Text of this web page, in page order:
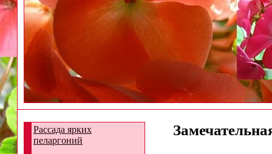
Рассада ярких
пеларгоний